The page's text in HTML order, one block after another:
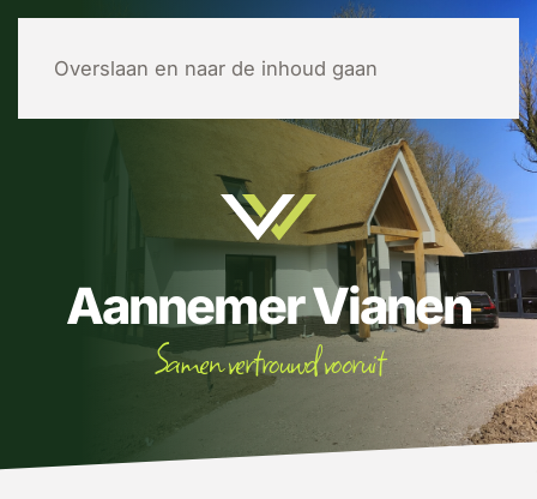
Overslaan en naar de inhoud gaan
Aannemer Vianen
Samen vertrouwd vooruit